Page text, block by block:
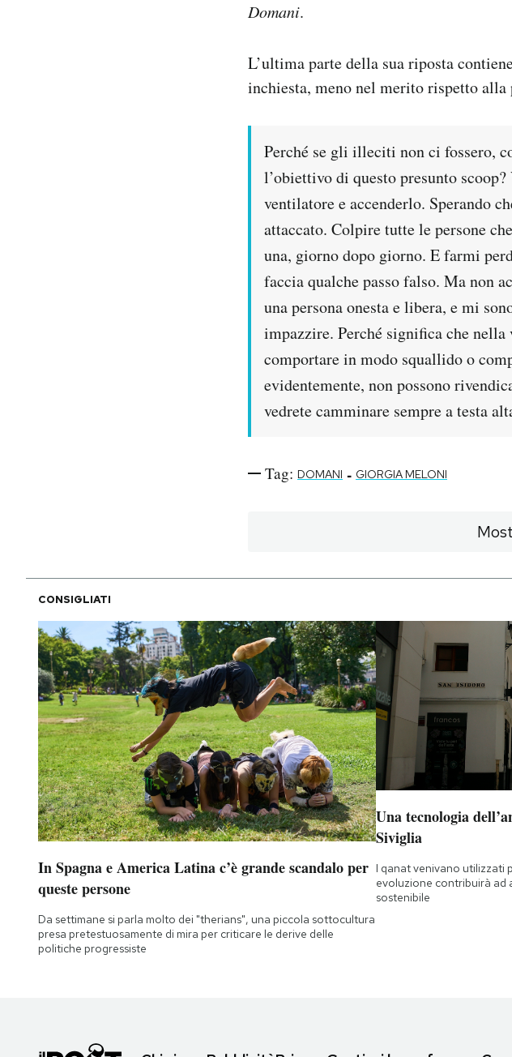
Domani.
L’ultima parte della sua riposta
inchiesta, meno nel merito rispetto alla
Perché se gli illeciti non ci fossero,
l’obiettivo di questo presunto
ventilatore e accenderlo. Sperando
attaccato. Colpire tutte le persone
una, giorno dopo giorno. E farmi
faccia qualche passo falso. Ma non
una persona onesta e libera, e mi
impazzire. Perché significa che
comportare in modo squallido o
evidentemente, non possono
vedrete camminare sempre a testa
Tag: DOMANI - GIORGIA MELONI
CONSIGLIATI
In Spagna e America Latina c’è grande scandalo per
queste persone
Da settimane si parla molto dei "therians", una piccola sottocultura
presa pretestuosamente di mira per criticare le derive delle
politiche progressiste
Una tecnologia
Siviglia
I qanat venivano utilizzati
evoluzione contribuirà ad
sostenibile